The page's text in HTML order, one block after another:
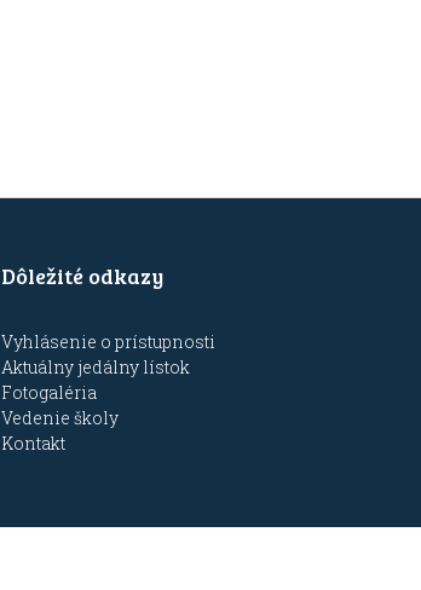
Dôležité odkazy
Vyhlásenie o prístupnosti
Aktuálny jedálny lístok
Fotogaléria
Vedenie školy
Kontakt